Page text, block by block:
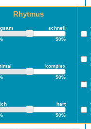
Rhytmus
schnell
50%
komplex
50%
hart
50%